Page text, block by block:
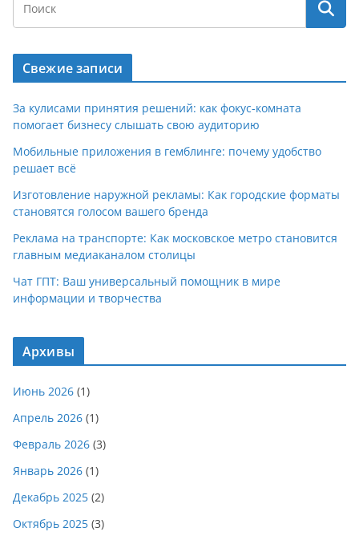
Свежие записи
За кулисами принятия решений: как фокус-комната
помогает бизнесу слышать свою аудиторию
Мобильные приложения в гемблинге: почему удобство
решает всё
Изготовление наружной рекламы: Как городские форматы
становятся голосом вашего бренда
Реклама на транспорте: Как московское метро становится
главным медиаканалом столицы
Чат ГПТ: Ваш универсальный помощник в мире
информации и творчества
Архивы
Июнь 2026 (1)
Апрель 2026 (1)
Февраль 2026 (3)
Январь 2026 (1)
Декабрь 2025 (2)
Октябрь 2025 (3)